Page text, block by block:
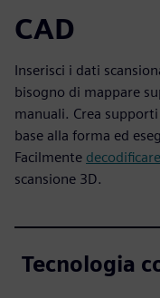
CAD
Inserisci i dati
bisogno di mappare
manuali. Crea
base alla forma ed
Facilmente
scansione 3D.
Tecnologia